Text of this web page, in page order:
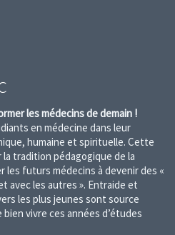
les médecins de demain !
en médecine dans leur
humaine et spirituelle. Cette
tradition pédagogique de la
les futurs médecins à devenir des «
avec les autres ». Entraide et
les plus jeunes sont source
vivre ces années d’études